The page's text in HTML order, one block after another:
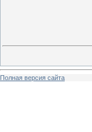
Полная версия сайта